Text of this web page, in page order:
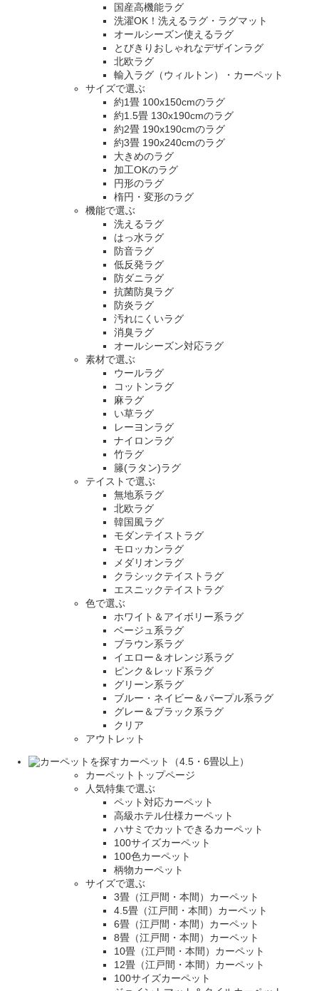
国産高機能ラグ
洗濯OK！洗えるラグ・ラグマット
オールシーズン使えるラグ
とびきりおしゃれなデザインラグ
北欧ラグ
輸入ラグ（ウィルトン）・カーペット
サイズで選ぶ
約1畳 100x150cmのラグ
約1.5畳 130x190cmのラグ
約2畳 190x190cmのラグ
約3畳 190x240cmのラグ
大きめのラグ
加工OKのラグ
円形のラグ
楕円・変形のラグ
機能で選ぶ
洗えるラグ
はっ水ラグ
防音ラグ
低反発ラグ
防ダニラグ
抗菌防臭ラグ
防炎ラグ
汚れにくいラグ
消臭ラグ
オールシーズン対応ラグ
素材で選ぶ
ウールラグ
コットンラグ
麻ラグ
い草ラグ
レーヨンラグ
ナイロンラグ
竹ラグ
籐(ラタン)ラグ
テイストで選ぶ
無地系ラグ
北欧ラグ
韓国風ラグ
モダンテイストラグ
モロッカンラグ
メダリオンラグ
クラシックテイストラグ
エスニックテイストラグ
色で選ぶ
ホワイト＆アイボリー系ラグ
ベージュ系ラグ
ブラウン系ラグ
イエロー＆オレンジ系ラグ
ピンク＆レッド系ラグ
グリーン系ラグ
ブルー・ネイビー＆パープル系ラグ
グレー＆ブラック系ラグ
クリア
アウトレット
カーペット（4.5・6畳以上）
カーペットトップページ
人気特集で選ぶ
ペット対応カーペット
高級ホテル仕様カーペット
ハサミでカットできるカーペット
100サイズカーペット
100色カーペット
柄物カーペット
サイズで選ぶ
3畳（江戸間・本間）カーペット
4.5畳（江戸間・本間）カーペット
6畳（江戸間・本間）カーペット
8畳（江戸間・本間）カーペット
10畳（江戸間・本間）カーペット
12畳（江戸間・本間）カーペット
100サイズカーペット